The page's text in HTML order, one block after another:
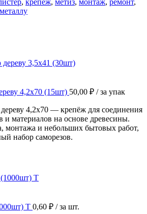
, крепеж, метиз, монтаж, ремонт,
4,2х70 (15шт) 50,00 ₽ / за упак
4,2х70 — крепёж для соединения
и материалов на основе древесины.
монтажа и небольших бытовых работ,
набор саморезов.
Т 0,60 ₽ / за шт.